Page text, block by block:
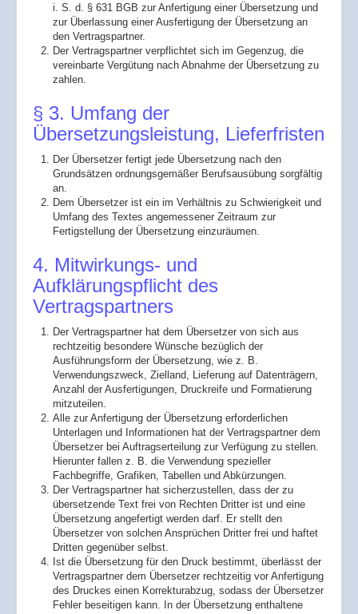
i. S. d. § 631 BGB zur Anfertigung einer Übersetzung und
zur Überlassung einer Ausfertigung der Übersetzung an
den Vertragspartner.
Der Vertragspartner verpflichtet sich im Gegenzug, die
vereinbarte Vergütung nach Abnahme der Übersetzung zu
zahlen.
§ 3. Umfang der
Übersetzungsleistung, Lieferfristen
Der Übersetzer fertigt jede Übersetzung nach den
Grundsätzen ordnungsgemäßer Berufsausübung sorgfältig
an.
Dem Übersetzer ist ein im Verhältnis zu Schwierigkeit und
Umfang des Textes angemessener Zeitraum zur
Fertigstellung der Übersetzung einzuräumen.
4. Mitwirkungs- und
Aufklärungspflicht des
Vertragspartners
Der Vertragspartner hat dem Übersetzer von sich aus
rechtzeitig besondere Wünsche bezüglich der
Ausführungsform der Übersetzung, wie z. B.
Verwendungszweck, Zielland, Lieferung auf Datenträgern,
Anzahl der Ausfertigungen, Druckreife und Formatierung
mitzuteilen.
Alle zur Anfertigung der Übersetzung erforderlichen
Unterlagen und Informationen hat der Vertragspartner dem
Übersetzer bei Auftragserteilung zur Verfügung zu stellen.
Hierunter fallen z. B. die Verwendung spezieller
Fachbegriffe, Grafiken, Tabellen und Abkürzungen.
Der Vertragspartner hat sicherzustellen, dass der zu
übersetzende Text frei von Rechten Dritter ist und eine
Übersetzung angefertigt werden darf. Er stellt den
Übersetzer von solchen Ansprüchen Dritter frei und haftet
Dritten gegenüber selbst.
Ist die Übersetzung für den Druck bestimmt, überlässt der
Vertragspartner dem Übersetzer rechtzeitig vor Anfertigung
des Druckes einen Korrekturabzug, sodass der Übersetzer
Fehler beseitigen kann. In der Übersetzung enthaltene